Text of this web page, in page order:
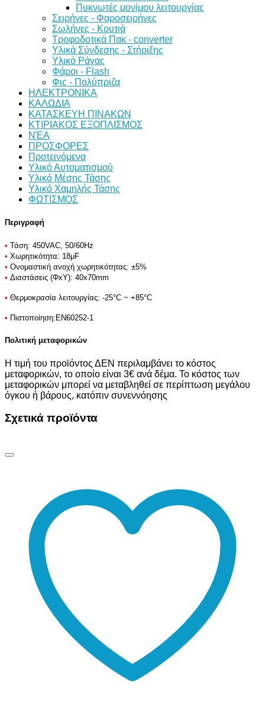
Πυκνωτές μονίμου λειτουργίας
Σειρήνες - Φαροσειρήνες
Σωλήνες - Κουτιά
Τροφοδοτικά Πακ - converter
Υλικά Σύνδεσης - Στήριξης
Υλικό Ράγας
Φάροι - Flash
Φις - Πολύπριζα
ΗΛΕΚΤΡΟΝΙΚΑ
ΚΑΛΩΔΙΑ
ΚΑΤΑΣΚΕΥΗ ΠΙΝΑΚΩΝ
ΚΤΙΡΙΑΚΟΣ ΕΞΟΠΛΙΣΜΟΣ
ΝΈΑ
ΠΡΟΣΦΟΡΕΣ
Προτεινόμενα
Υλικό Αυτοματισμού
Υλικό Μέσης Τάσης
Υλικό Χαμηλής Τάσης
ΦΩΤΙΣΜΟΣ
Περιγραφή
• Τάση: 450VAC, 50/60Hz
• Χωρητικότητα: 18μF
• Ονομαστική ανοχή χωρητικότητας: ±5%
• Διαστάσεις (ΦxY): 40x70mm
• Θερμοκρασία λειτουργίας: -25°C ~ +85°C
• Πιστοποίηση: EN60252-1
Πολιτική μεταφορικών
Η τιμή του προϊόντος ΔΕΝ περιλαμβάνει το κόστος
μεταφορικών, το οποίο είναι 3€ ανά δέμα. Το κόστος των
μεταφορικών μπορεί να μεταβληθεί σε περίπτωση μεγάλου
όγκου ή βάρους, κατόπιν συνεννόησης
Σχετικά προϊόντα